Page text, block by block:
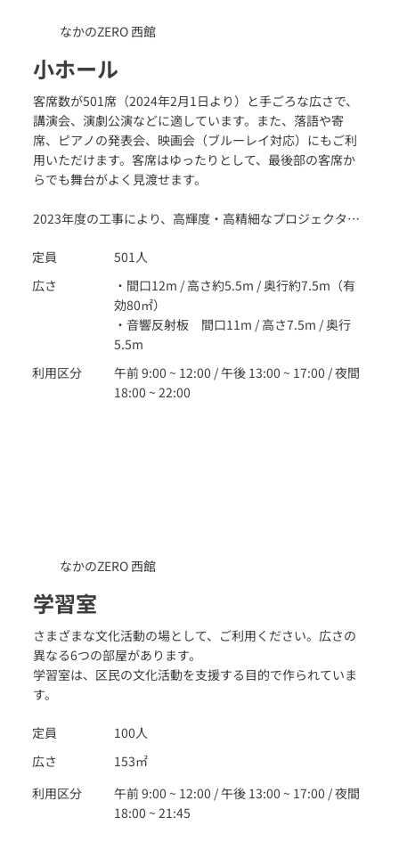
なかのZERO 西館
小ホール
客席数が501席（2024年2月1日より）と手ごろな広さで、
講演会、演劇公演などに適しています。また、落語や寄
席、ピアノの発表会、映画会（ブルーレイ対応）にもご利
用いただけます。客席はゆったりとして、最後部の客席か
らでも舞台がよく見渡せます。
2023年度の工事により、高輝度・高精細なプロジェクター
ました。また、車いすの専用エリアの設置、トイレ改修等
も行っております。リニューアルされたホールをぜひご利
用ください。
休館日 : 2・6・11月第4月曜日、年末年始（12月29日～1月
定員
501人
広さ
・間口12m / 高さ約5.5m / 奥行約7.5m（有
効80㎡）
・音響反射板 間口11m / 高さ7.5m / 奥行
5.5m
利用区分
午前 9:00 ~ 12:00 / 午後 13:00 ~ 17:00 / 夜間
18:00 ~ 22:00
なかのZERO 西館
学習室
さまざまな文化活動の場として、ご利用ください。広さの
異なる6つの部屋があります。
学習室は、区民の文化活動を支援する目的で作られていま
す。
定員
100人
広さ
153㎡
利用区分
午前 9:00 ~ 12:00 / 午後 13:00 ~ 17:00 / 夜間
18:00 ~ 21:45